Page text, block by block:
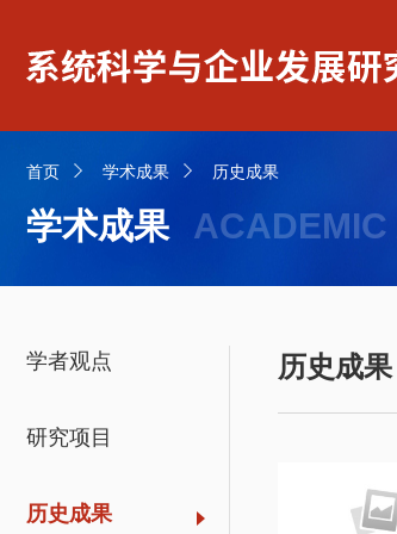
首页 学术成果 历史成果
学术成果 ACADEMIC
学者观点
研究项目
历史成果
历史成果